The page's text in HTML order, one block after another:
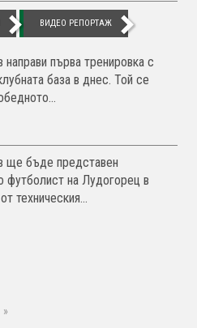
ВИДЕО РЕПОРТАЖ
първа тренировка с
база в днес. Той се
ще бъде представен
футболист на Лудогорец в
техническия...
»